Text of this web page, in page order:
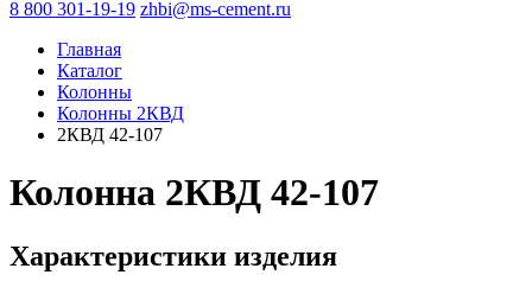
8 800 301-19-19 zhbi@ms-cement.ru
Главная
Каталог
Колонны
Колонны 2КВД
2КВД 42-107
Колонна 2КВД 42-107
Характеристики изделия